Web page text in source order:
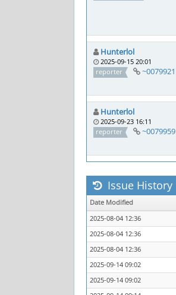
Hunterlol
2025-09-15 20:01
reporter
~0079921
Hunterlol
2025-09-23 16:11
reporter
~0079959
Issue History
Date Modified
2025-08-04 12:36
2025-08-04 12:36
2025-08-04 12:36
2025-09-14 09:02
2025-09-14 09:02